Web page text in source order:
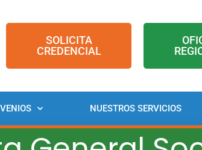
SOLICITA
CREDENCIAL
NUESTROS SERVICIOS